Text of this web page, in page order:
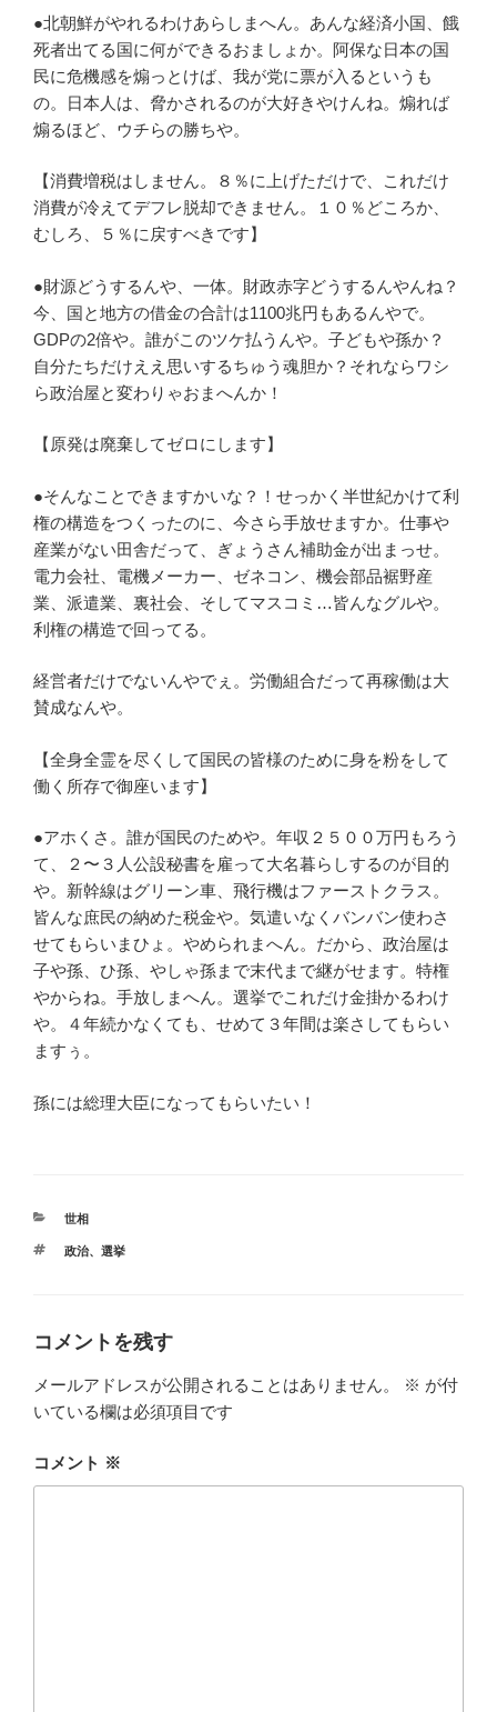
●北朝鮮がやれるわけあらしまへん。あんな経済小国、餓
死者出てる国に何ができるおましょか。阿保な日本の国
民に危機感を煽っとけば、我が党に票が入るというも
の。日本人は、脅かされるのが大好きやけんね。煽れば
煽るほど、ウチらの勝ちや。
【消費増税はしません。８％に上げただけで、これだけ
消費が冷えてデフレ脱却できません。１０％どころか、
むしろ、５％に戻すべきです】
●財源どうするんや、一体。財政赤字どうするんやんね？
今、国と地方の借金の合計は1100兆円もあるんやで。
GDPの2倍や。誰がこのツケ払うんや。子どもや孫か？
自分たちだけええ思いするちゅう魂胆か？それならワシ
ら政治屋と変わりゃおまへんか！
【原発は廃棄してゼロにします】
●そんなことできますかいな？！せっかく半世紀かけて利
権の構造をつくったのに、今さら手放せますか。仕事や
産業がない田舎だって、ぎょうさん補助金が出まっせ。
電力会社、電機メーカー、ゼネコン、機会部品裾野産
業、派遣業、裏社会、そしてマスコミ…皆んなグルや。
利権の構造で回ってる。
経営者だけでないんやでぇ。労働組合だって再稼働は大
賛成なんや。
【全身全霊を尽くして国民の皆様のために身を粉をして
働く所存で御座います】
●アホくさ。誰が国民のためや。年収２５００万円もろう
て、２〜３人公設秘書を雇って大名暮らしするのが目的
や。新幹線はグリーン車、飛行機はファーストクラス。
皆んな庶民の納めた税金や。気遣いなくバンバン使わさ
せてもらいまひょ。やめられまへん。だから、政治屋は
子や孫、ひ孫、やしゃ孫まで末代まで継がせます。特権
やからね。手放しまへん。選挙でこれだけ金掛かるわけ
や。４年続かなくても、せめて３年間は楽さしてもらい
ますぅ。
孫には総理大臣になってもらいたい！
カ
ゴ
世相
タ
政治、 選挙
コメントを残す
メールアドレスが公開されることはありません。 ※ が付
いている欄は必須項目です
コメント ※